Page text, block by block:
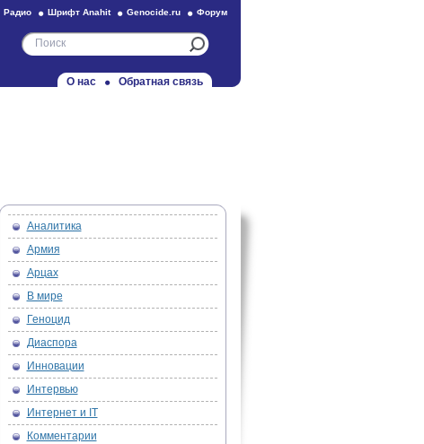
Радио Шрифт Anahit Genocide.ru Форум
О нас Обратная связь
Аналитика
Армия
Арцах
В мире
Геноцид
Диаспора
Инновации
Интервью
Интернет и IT
Комментарии